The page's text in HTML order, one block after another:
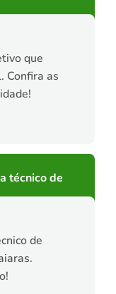
que
Confira as
técnico de
de